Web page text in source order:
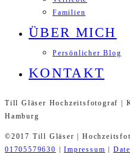
Familien
ÜBER MICH
Persönlicher Blog
KONTAKT
Till Gläser Hochzeitsfotograf |
Hamburg
©2017 Till Gläser |
01705579630
|Impressum